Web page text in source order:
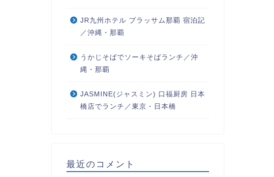
JR九州ホテル ブラッサム那覇 宿泊記
／沖縄・那覇
うかじそばでソーキそばランチ／沖
縄・那覇
JASMINE(ジャスミン) 口福厨房 日本
橋店でランチ／東京・日本橋
最近のコメント